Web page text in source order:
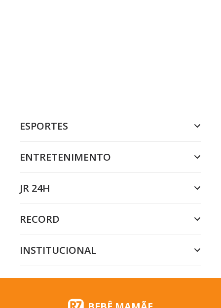
ESPORTES
ENTRETENIMENTO
JR 24H
RECORD
INSTITUCIONAL